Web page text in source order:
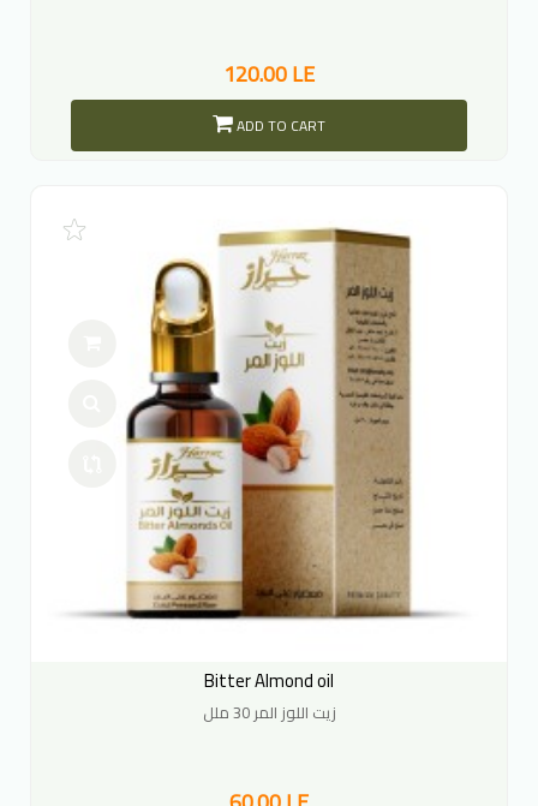
120.00 LE
ADD TO CART
Bitter Almond oil
زيت اللوز المر 30 ملل